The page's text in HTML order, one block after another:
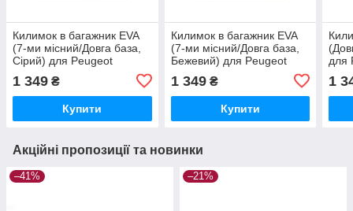
Килимок в багажник EVA
(7-ми місний/Довга база,
Сірий) для Peugeot
1 349 ₴
Купити
Килимок в багажник EVA
(7-ми місний/Довга база,
Бежевий) для Peugeot
1 349₴
Купити
для
1
Акційні пропозиції та новинки
–41% –21%